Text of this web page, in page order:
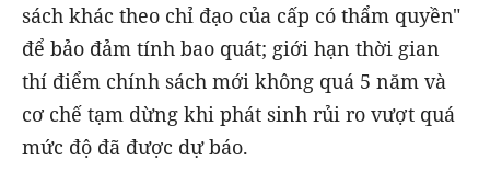
sách khác theo chỉ đạo của cấp có thẩm quyền"
để bảo đảm tính bao quát; giới hạn thời gian
thí điểm chính sách mới không quá 5 năm và
cơ chế tạm dừng khi phát sinh rủi ro vượt quá
mức độ đã được dự báo.